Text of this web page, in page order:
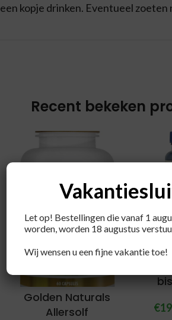
een kopje drinken. Eventueel zoeten
Recent bekeken
Golden Naturals
Allersolf
€
Let op! Bestellingen die vanaf 1
worden, worden 18 augustus
Wij wensen u een fijne vakantie toe!